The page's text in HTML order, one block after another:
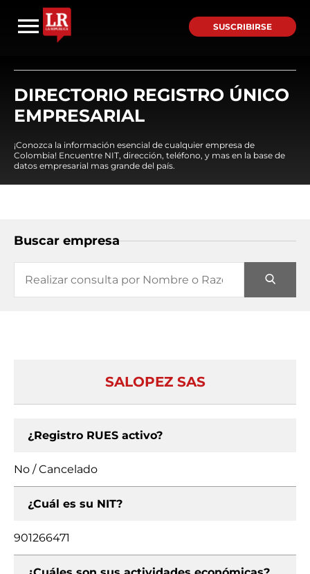
SUSCRIBIRSE
DIRECTORIO REGISTRO ÚNICO
EMPRESARIAL
¡Conozca la información esencial de cualquier empresa de
Colombia! Encuentre NIT, dirección, teléfono, y mas en la base de
datos empresarial mas grande del país.
Buscar empresa
SALOPEZ SAS
¿Registro RUES activo?
No / Cancelado
¿Cuál es su NIT?
901266471